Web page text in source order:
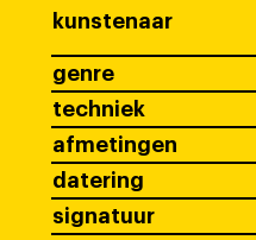
kunstenaar
genre
techniek
afmetingen
datering
signatuur